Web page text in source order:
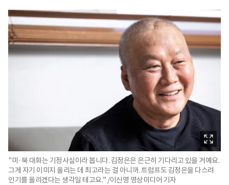
"미·북 대화는 기정사실이라 봅니다. 김정은은 은근히 기다리고 있을 거예요.
그게 자기 이미지 올리는 데 최고라는 걸 아니까. 트럼프도 김정은을 다스려
인기를 올리겠다는 생각일 테고요.” /이신영 영상미디어 기자